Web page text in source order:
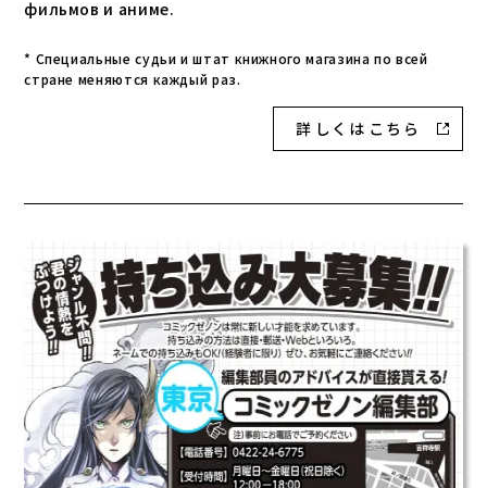
фильмов и аниме.
* Специальные судьи и штат книжного магазина по всей
стране меняются каждый раз.
詳 し く は こ ち ら